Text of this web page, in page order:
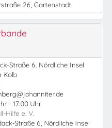
26, Gartenstadt
Straße 6, Nördliche Insel
Kolb
- 17:00 Uhr
Hilfe e. V.
Straße 6, Nördliche Insel